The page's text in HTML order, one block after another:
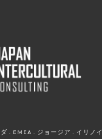
. EMEA . ジョージア . イリノ